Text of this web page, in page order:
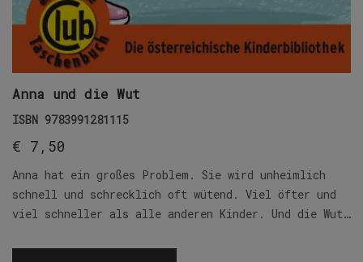
Anna und die Wut
ISBN 9783991281115
€ 7,50
Anna hat ein großes Problem. Sie wird unheimlich
schnell und schrecklich oft wütend. Viel öfter und
viel schneller als alle anderen Kinder. Und die Wut…